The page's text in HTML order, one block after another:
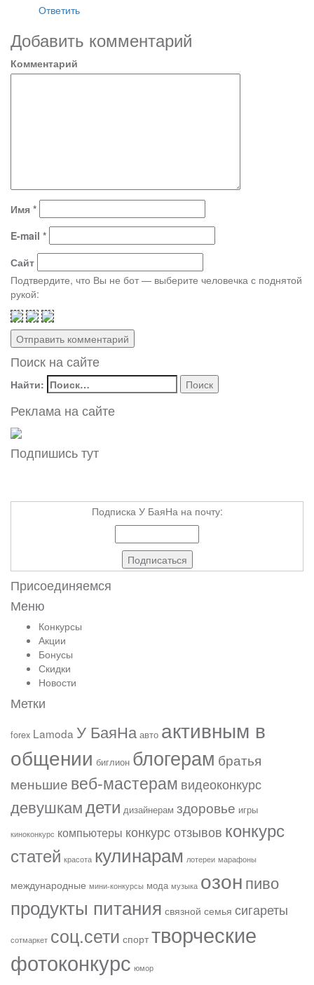
Ответить
Добавить комментарий
Комментарий
Имя *
E-mail *
Сайт
Подтвердите, что Вы не бот — выберите человечка с поднятой
рукой:
Поиск на сайте
Найти:
Реклама на сайте
Подпишись тут
Подписка У БаяНа на почту:
Присоединяемся
Меню
Конкурсы
Акции
Бонусы
Скидки
Новости
Метки
forex Lamoda У БаяНа авто активным в
общении биглион блогерам братья
меньшие веб-мастерам видеоконкурс
девушкамдети дизайнерам здоровье игры
киноконкурс компьютеры конкурс отзывов конкурс
статей красота кулинарам лотереи марафоны
международные мини-конкурсы мода музыка озонпиво
продукты питания связной семья сигареты
сотмаркет соц.сети спорт творческие
фотоконкурс юмор